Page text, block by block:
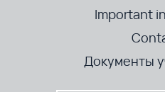
Important
Документы